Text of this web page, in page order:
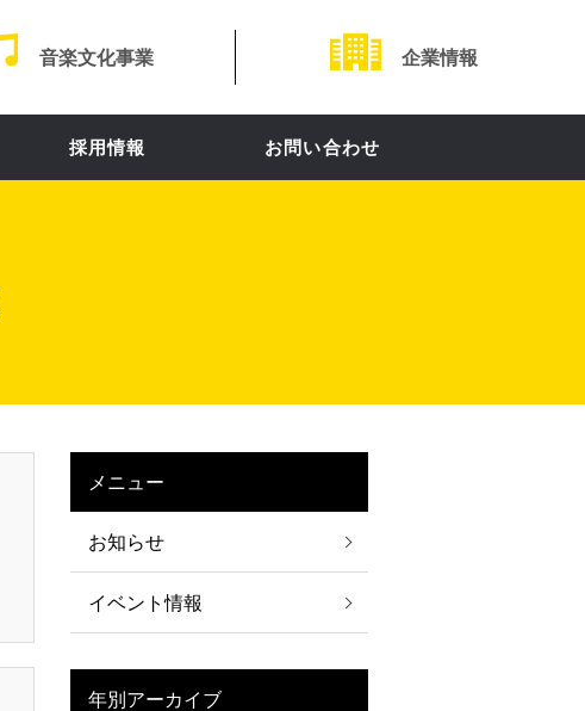
音楽文化事業 企業情報
採用情報 お問い合わせ
メニュー
お知らせ
イベント情報
年別アーカイブ